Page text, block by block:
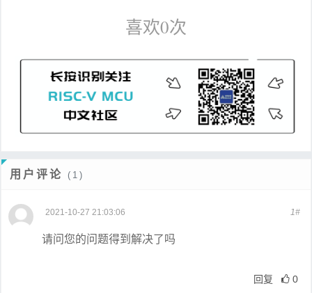
喜欢0次
用户评论 (1)
2021-10-27 21:03:06 1#
请问您的问题得到解决了吗
回复 0